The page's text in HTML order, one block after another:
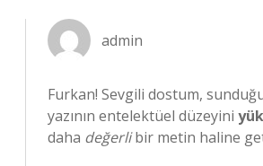
admin
Furkan! Sevgili dostum,
yazının entelektüel düzeyini
daha değerlibir metin haline